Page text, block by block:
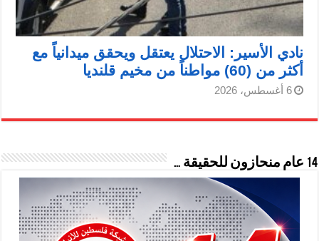
نادي الأسير: الاحتلال يعتقل ويحقق ميدانياً مع
أكثر من (60) مواطناً من مخيم قلنديا
6 أغسطس، 2026
14 عام منحازون للحقيقة …